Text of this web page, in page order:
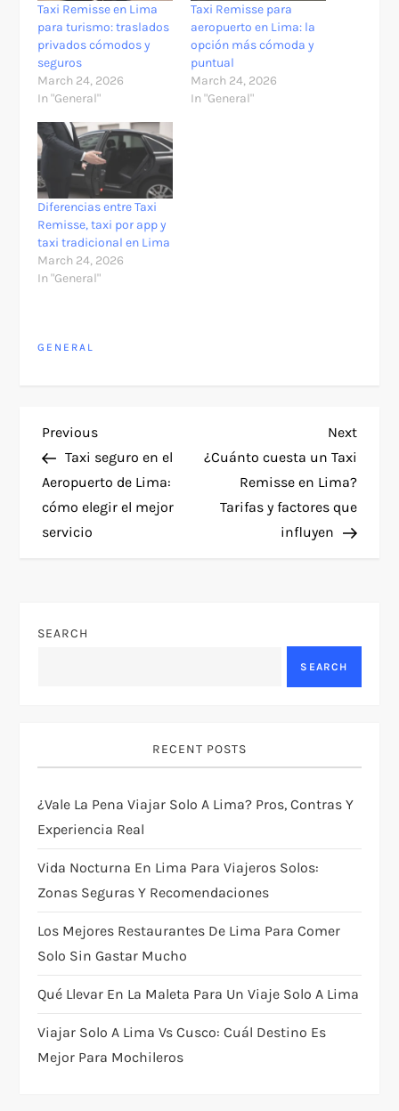
Taxi Remisse en Lima
para turismo: traslados
privados cómodos y
seguros
March 24, 2026
In "General"
Taxi Remisse para
aeropuerto en Lima: la
opción más cómoda y
puntual
March 24, 2026
In "General"
Diferencias entre Taxi
Remisse, taxi por app y
taxi tradicional en Lima
March 24, 2026
In "General"
GENERAL
P
o
s
a
g
a
t
i
o
n
Previous
Post
Previous
Taxi seguro en el
Aeropuerto de Lima:
cómo elegir el mejor
servicio
Next
Next
¿Cuánto cuesta un Taxi
Remisse en Lima?
Tarifas y factores que
influyen
SEARCH
SEARCH
RECENT POSTS
¿Vale La Pena Viajar Solo A Lima? Pros, Contras Y
Experiencia Real
Vida Nocturna En Lima Para Viajeros Solos:
Zonas Seguras Y Recomendaciones
Los Mejores Restaurantes De Lima Para Comer
Solo Sin Gastar Mucho
Qué Llevar En La Maleta Para Un Viaje Solo A Lima
Viajar Solo A Lima Vs Cusco: Cuál Destino Es
Mejor Para Mochileros